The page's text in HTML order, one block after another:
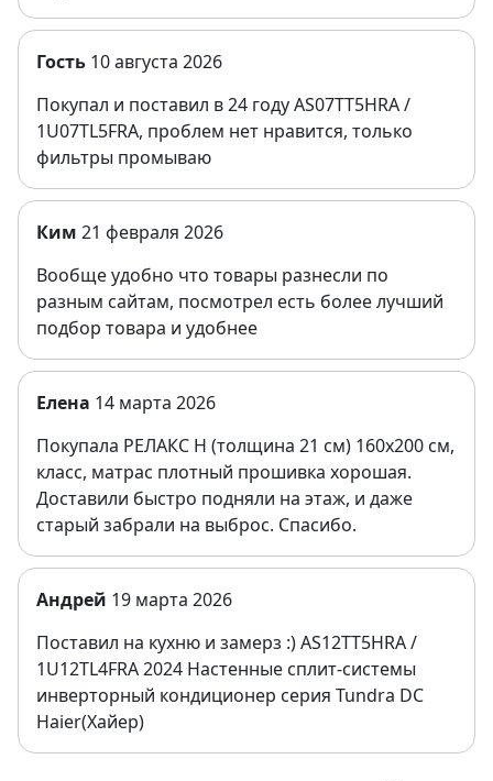
Гость 10 августа 2026
Покупал и поставил в 24 году AS07TT5HRA /
1U07TL5FRA, проблем нет нравится, только
фильтры промываю
Ким 21 февраля 2026
Вообще удобно что товары разнесли по
разным сайтам, посмотрел есть более лучший
подбор товара и удобнее
Елена 14 марта 2026
Покупала РЕЛАКС Н (толщина 21 см) 160х200 см,
класс, матрас плотный прошивка хорошая.
Доставили быстро подняли на этаж, и даже
старый забрали на выброс. Спасибо.
Андрей 19 марта 2026
Поставил на кухню и замерз :) AS12TT5HRA /
1U12TL4FRA 2024 Настенные сплит-системы
инверторный кондиционер серия Tundra DC
Haier(Хайер)